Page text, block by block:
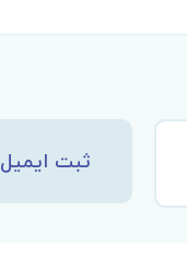
ثبت ایمیل